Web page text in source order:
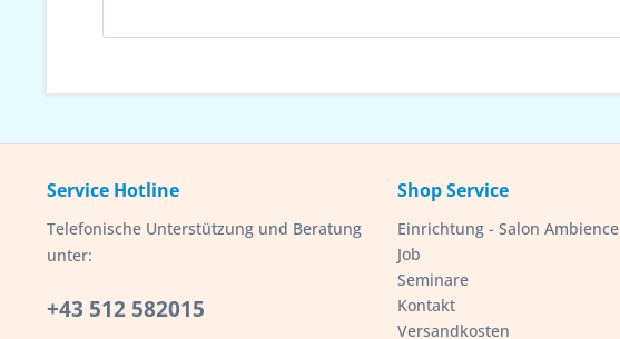
Service Hotline
Telefonische Unterstützung und Beratung
unter:
+43 512 582015
Shop Service
Einrichtung - Salon Ambience
Job
Seminare
Kontakt
Versandkosten